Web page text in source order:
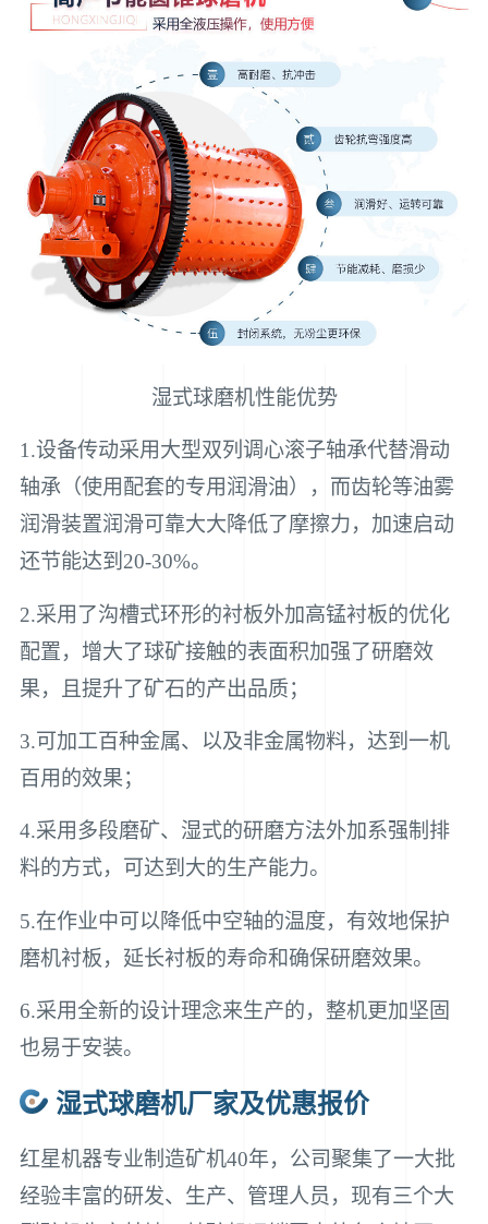
湿式球磨机性能优势
1.设备传动采用大型双列调心滚子轴承代替滑动
轴承（使用配套的专用润滑油），而齿轮等油雾
润滑装置润滑可靠大大降低了摩擦力，加速启动
还节能达到20-30%。
2.采用了沟槽式环形的衬板外加高锰衬板的优化
配置，增大了球矿接触的表面积加强了研磨效
果，且提升了矿石的产出品质；
3.可加工百种金属、以及非金属物料，达到一机
百用的效果；
4.采用多段磨矿、湿式的研磨方法外加系强制排
料的方式，可达到大的生产能力。
5.在作业中可以降低中空轴的温度，有效地保护
磨机衬板，延长衬板的寿命和确保研磨效果。
6.采用全新的设计理念来生产的，整机更加坚固
也易于安装。
湿式球磨机厂家及优惠报价
红星机器专业制造矿机40年，公司聚集了一大批
经验丰富的研发、生产、管理人员，现有三个大